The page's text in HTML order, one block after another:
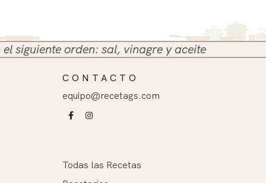
orden: sal, vinagre y aceite
CONTACTO
equipo@recetags.com
Todas las Recetas